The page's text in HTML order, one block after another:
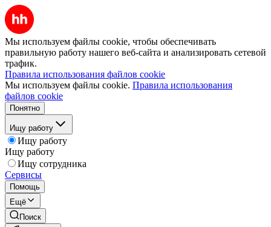
Мы используем файлы cookie, чтобы обеспечивать
правильную работу нашего веб-сайта и анализировать сетевой
трафик.
Правила использования файлов cookie
Мы используем файлы cookie. Правила использования
файлов cookie
Понятно
Ищу работу
Ищу работу
Ищу работу
Ищу сотрудника
Сервисы
Помощь
Ещё
Поиск